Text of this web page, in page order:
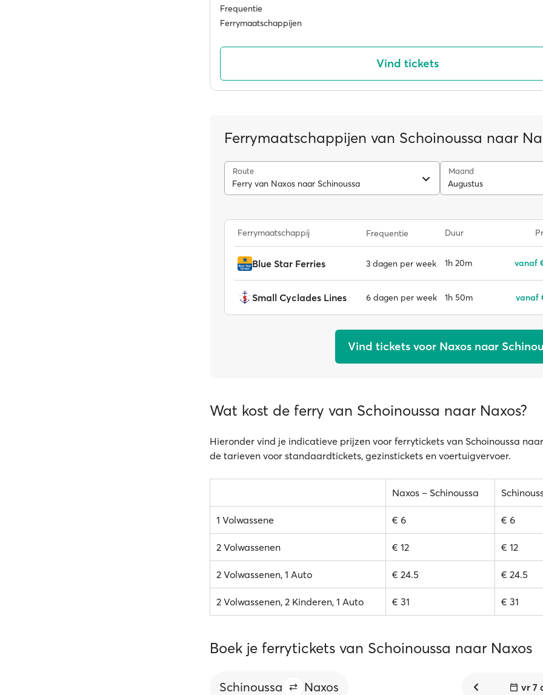
Frequentie
Ferrymaatschappijen
Vind tickets
Ferrymaatschappijen van Schoinoussa naar
Route
Ferry van Naxos naar Schinoussa
Maand
Augustus
Ferrymaatschappij Frequentie Duur
Blue Star Ferries 3 dagen per week 1h 20m vanaf
Small Cyclades Lines 6 dagen per week 1h 50m vanaf
Vind tickets voor Naxos naar
Wat kost de ferry van Schoinoussa naar Naxos?
Hieronder vind je indicatieve prijzen voor ferrytickets van Schoinoussa
de tarieven voor standaardtickets, gezinstickets en voertuigvervoer.
Naxos – Schinoussa
1 Volwassene € 6 € 6
2 Volwassenen € 12 € 12
2 Volwassenen, 1 Auto € 24.5 € 24.5
2 Volwassenen, 2 Kinderen, 1 Auto € 31 € 31
Boek je ferrytickets van Schoinoussa naar Naxos
Schinoussa Naxos vr 7